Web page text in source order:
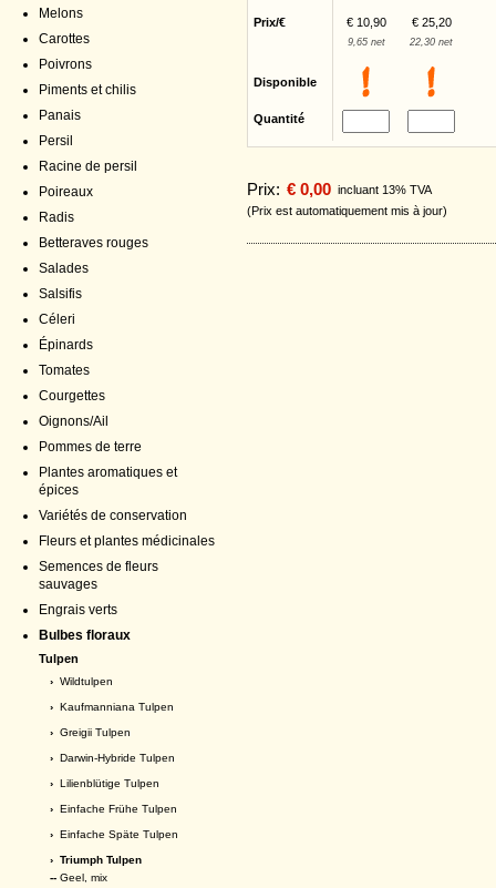
Melons
Carottes
Poivrons
Piments et chilis
Panais
Persil
Racine de persil
Poireaux
Radis
Betteraves rouges
Salades
Salsifis
Céleri
Épinards
Tomates
Courgettes
Oignons/Ail
Pommes de terre
Plantes aromatiques et
épices
Variétés de conservation
Fleurs et plantes médicinales
Semences de fleurs
sauvages
Engrais verts
Bulbes floraux
Tulpen
› Wildtulpen
› Kaufmanniana Tulpen
› Greigii Tulpen
› Darwin-Hybride Tulpen
› Lilienblütige Tulpen
› Einfache Frühe Tulpen
› Einfache Späte Tulpen
› Triumph Tulpen
-- Geel, mix
Prix/€ € 10,90 € 25,20
9,65 net 22,30 net
Disponible
Quantité
Prix: € 0,00 incluant 13% TVA
(Prix est automatiquement mis à jour)